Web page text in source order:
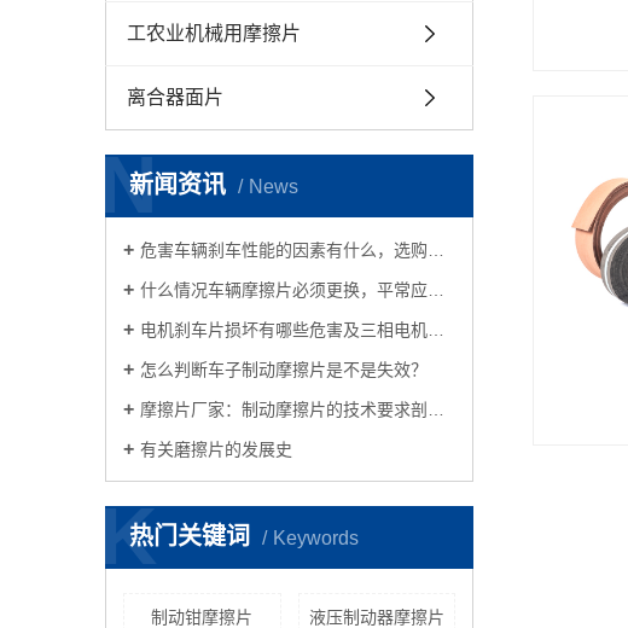
工农业机械用摩擦片
离合器面片
新闻资讯 News
N
危害车辆刹车性能的因素有什么，选购摩擦片时必须考虑到哪些？
什么情况车辆摩擦片必须更换，平常应当怎样保养？
电机刹车片损坏有哪些危害及三相电机刹车方法及接线方法共享
怎么判断车子制动摩擦片是不是失效？
摩擦片厂家：制动摩擦片的技术要求剖析车子摩擦片的养护方式
有关磨擦片的发展史
热门关键词 Keywords
K
制动钳摩擦片 液压制动器摩擦片